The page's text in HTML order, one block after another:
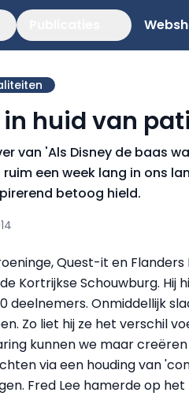
in huid van
van 'Als Disney de baas
een week lang in ons
betoog hield.
Quest-it en Flanders
Kortrijkse Schouwburg. Hij
deelnemers. Onmiddellijk
Zo liet hij ze het verschil
kunnen we maar
via een houding van
Fred Lee hamerde op